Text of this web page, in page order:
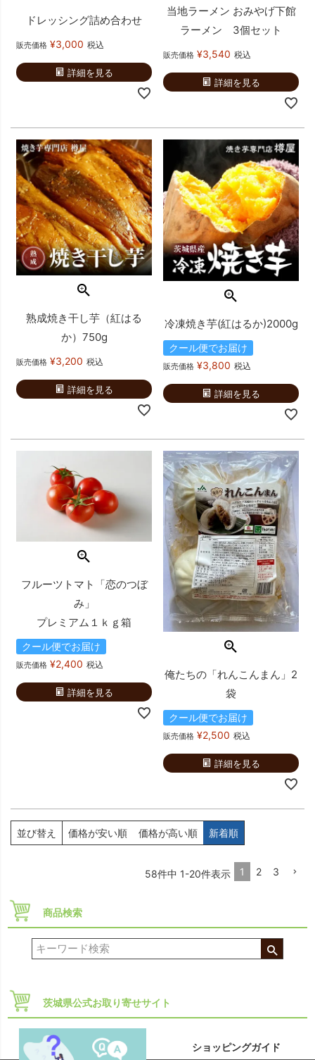
ドレッシング詰め合わせ
販売価格 ¥3,000 税込
詳細を見る
当地ラーメン おみやげ下館
ラーメン 3個セット
販売価格 ¥3,540 税込
詳細を見る
熟成焼き干し芋（紅はる
か）750g
販売価格 ¥3,200 税込
詳細を見る
冷凍焼き芋(紅はるか)2000g
クール便でお届け
販売価格 ¥3,800 税込
詳細を見る
フルーツトマト「恋のつぼ
み」
プレミアム１ｋｇ箱
クール便でお届け
販売価格 ¥2,400 税込
詳細を見る
俺たちの「れんこんまん」2
袋
クール便でお届け
販売価格 ¥2,500 税込
詳細を見る
並び替え 価格が安い順 価格が高い順 新着順
58件中 1-20件表示 1 2 3
商品検索
茨城県公式お取り寄せサイト
ショッピングガイド